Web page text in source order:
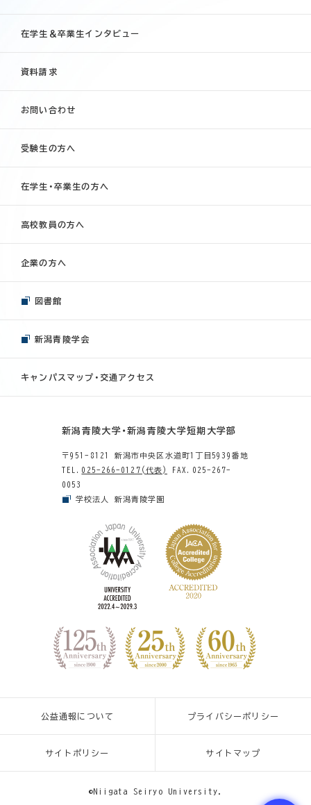
在学生＆卒業生インタビュー
資料請求
お問い合わせ
受験生の方へ
在学生・卒業生の方へ
高校教員の方へ
企業の方へ
図書館
新潟青陵学会
キャンパスマップ・交通アクセス
新潟青陵大学・新潟青陵大学短期大学部
〒951-8121 新潟市中央区水道町1丁目5939番地
TEL. 025-266-0127(代表)
FAX.025-267-
0053
学校法人 新潟青陵学園
公益通報について プライバシーポリシー
サイトポリシー サイトマップ
©Niigata Seiryo University.